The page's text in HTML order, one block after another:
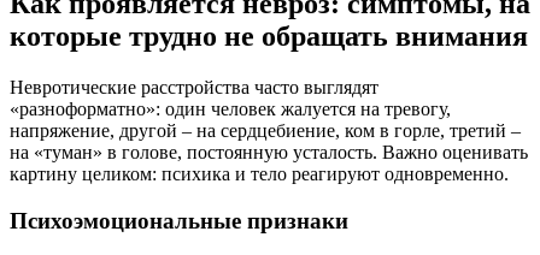
которые трудно не обращать внимания
Невротические расстройства часто выглядят
«разноформатно»: один человек жалуется на тревогу,
напряжение, другой – на сердцебиение, ком в горле, третий –
на «туман» в голове, постоянную усталость. Важно оценивать
картину целиком: психика и тело реагируют одновременно.
Психоэмоциональные признаки